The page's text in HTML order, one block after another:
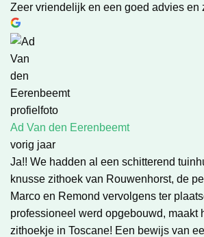
Zeer vriendelijk en een goed advies en
Ad Van den Eerenbeemt
vorig jaar
Ja!! We hadden al een schitterend
knusse zithoek van Rouwenhorst, de
Marco en Remond vervolgens ter
professioneel werd opgebouwd, maakt
zithoekje in Toscane! Een bewijs van